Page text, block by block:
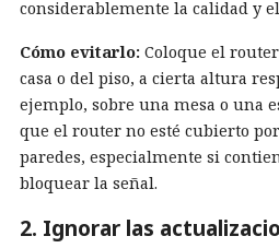
considerablemente la calidad y
Cómo evitarlo: Coloque el
casa o del piso, a cierta altura
ejemplo, sobre una mesa o una
que el router no esté cubierto
paredes, especialmente si
bloquear la señal.
2. Ignorar las